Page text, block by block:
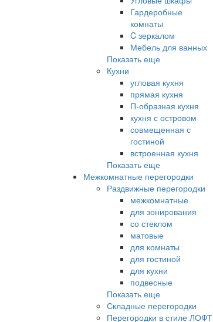
Гардеробные
комнаты
C зеркалом
Мебель для ванных
Показать еще
Кухни
угловая кухня
прямая кухня
П-образная кухня
кухня с островом
совмещенная с
гостиной
встроенная кухня
Показать еще
Межкомнатные перегородки
Раздвижные перегородки
межкомнатные
для зонирования
со стеклом
матовые
для комнаты
для гостиной
для кухни
подвесные
Показать еще
Складные перегородки
Перегородки в стиле ЛОФТ